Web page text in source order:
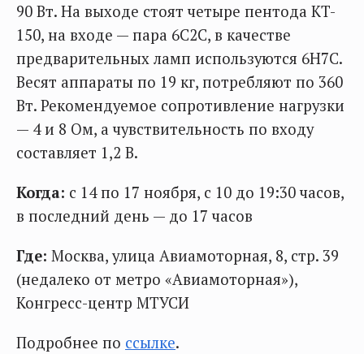
90 Вт. На выходе стоят четыре пентода KT-
150, на входе — пара 6С2С, в качестве
предварительных ламп используются 6Н7С.
Весят аппараты по 19 кг, потребляют по 360
Вт. Рекомендуемое сопротивление нагрузки
— 4 и 8 Ом, а чувствительность по входу
составляет 1,2 В.
Когда: с 14 по 17 ноября, с 10 до 19:30 часов,
в последний день — до 17 часов
Где: Москва, улица Авиамоторная, 8, стр. 39
(недалеко от метро «Авиамоторная»),
Конгресс-центр МТУСИ
Подробнее по ссылке.